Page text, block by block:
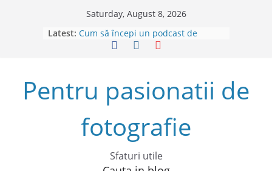
Saturday, August 8, 2026
Latest: Cum să începi un podcast de
4 sfaturi pentru cele mai bune
fotografii spontane
5 Trucuri pentru fotografia creativă
Top 5 obiective foto mirrorless în
2023
Pentru pasionatii de
fotografie
Sfaturi utile